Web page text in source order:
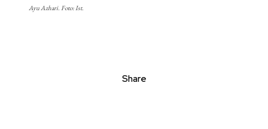
Ayu Azhari. Foto: Ist.
Share